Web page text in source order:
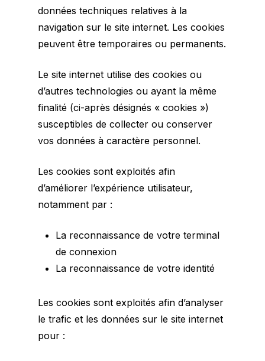
données techniques relatives à la
navigation sur le site internet. Les cookies
peuvent être temporaires ou permanents.
Le site internet utilise des cookies ou
d’autres technologies ou ayant la même
finalité (ci-après désignés « cookies »)
susceptibles de collecter ou conserver
vos données à caractère personnel.
Les cookies sont exploités afin
d’améliorer l’expérience utilisateur,
notamment par :
La reconnaissance de votre terminal
de connexion
La reconnaissance de votre identité
Les cookies sont exploités afin d’analyser
le trafic et les données sur le site internet
pour :